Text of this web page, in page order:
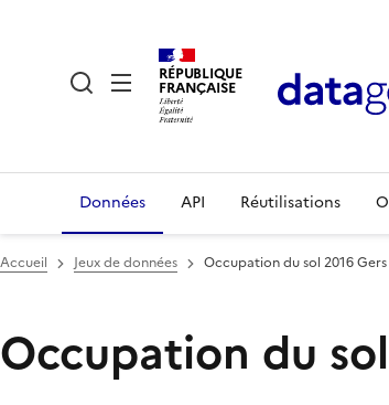
RÉPUBLIQUE
FRANÇAISE
Données API Réutilisations
Accueil Jeux de données Occupation du sol 2016 Gers
Occupation du